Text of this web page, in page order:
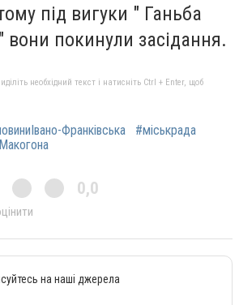
під вигуки " Ганьба
вони покинули засідання.
необхідний текст і натисніть Ctrl + Enter, щоб
Франківська
#міськрада
0,0
на наші джерела